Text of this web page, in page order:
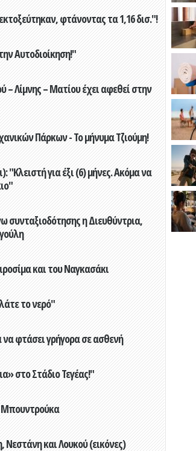
φτάνοντας τα 1,16 δισ."!
Αυτοδιοίκηση!"
Λίμνης – Ματίου έχει αφεθεί στην
Πάρκων - Το μήνυμα Τζιούμη!
"Κλειστή για έξι (6) μήνες. Ακόμα να
η Διευθύντρια,
και του Ναγκασάκι
το νερό"
φτάσει γρήγορα σε ασθενή
στο Στάδιο Τεγέας!"
Μπουντρούκα
και Λουκού (εικόνες)